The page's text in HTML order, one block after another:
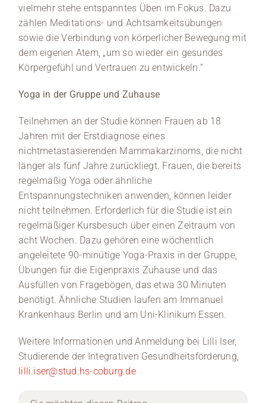
vielmehr stehe entspanntes Üben im Fokus. Dazu
zählen Meditations- und Achtsamkeitsübungen
sowie die Verbindung von körperlicher Bewegung mit
dem eigenen Atem, „um so wieder ein gesundes
Körpergefühl und Vertrauen zu entwickeln.“
Yoga in der Gruppe und Zuhause
Teilnehmen an der Studie können Frauen ab 18
Jahren mit der Erstdiagnose eines
nichtmetastasierenden Mammakarzinoms, die nicht
länger als fünf Jahre zurückliegt. Frauen, die bereits
regelmäßig Yoga oder ähnliche
Entspannungstechniken anwenden, können leider
nicht teilnehmen. Erforderlich für die Studie ist ein
regelmäßiger Kursbesuch über einen Zeitraum von
acht Wochen. Dazu gehören eine wöchentlich
angeleitete 90-minütige Yoga-Praxis in der Gruppe,
Übungen für die Eigenpraxis Zuhause und das
Ausfüllen von Fragebögen, das etwa 30 Minuten
benötigt. Ähnliche Studien laufen am Immanuel
Krankenhaus Berlin und am Uni-Klinikum Essen.
Weitere Informationen und Anmeldung bei Lilli Iser,
Studierende der Integrativen Gesundheitsförderung,
lilli.iser@stud.hs-coburg.de